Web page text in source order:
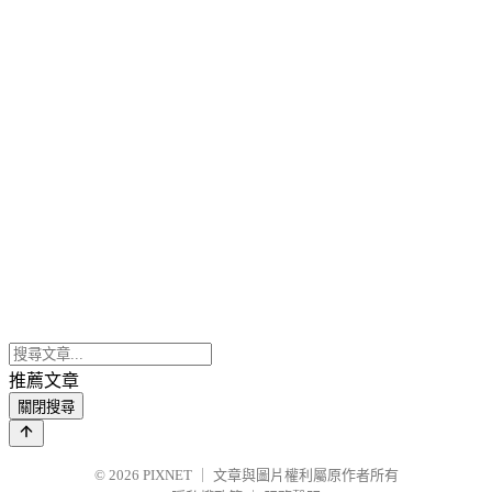
推薦文章
關閉搜尋
© 2026 PIXNET
文章與圖片權利屬原作者所有